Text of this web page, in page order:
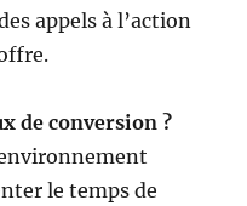
appels à l’action
de conversion ?
le temps de